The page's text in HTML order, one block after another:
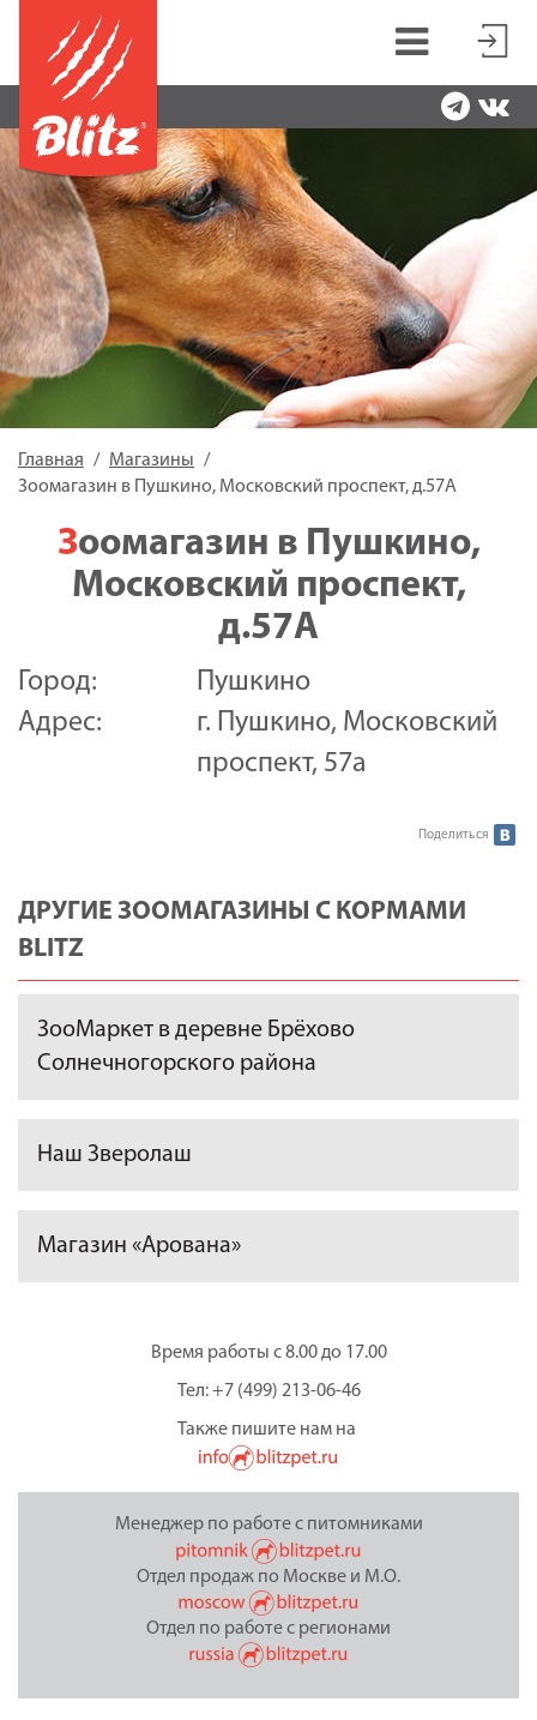
Главная
Магазины
Зоомагазин в Пушкино, Московский проспект, д.57А
Зоомагазин в Пушкино,
Московский проспект,
д.57А
Город:
Пушкино
Адрес:
г. Пушкино, Московский
проспект, 57а
Поделиться
ДРУГИЕ ЗООМАГАЗИНЫ С КОРМАМИ
BLITZ
ЗооМаркет в деревне Брёхово
Солнечногорского района
Наш Зверолаш
Магазин «Арована»
Время работы с 8.00 до 17.00
Тел: +7 (499) 213-06-46
Также пишите нам на
Менеджер по работе с питомниками
Отдел продаж по Москве и М.О.
Отдел по работе с регионами